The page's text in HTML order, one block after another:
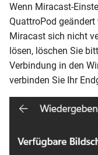
Wenn Miracast-
QuattroPod
Miracast sich nicht
lösen, löschen Sie
Verbindung in den
verbinden Sie Ihr